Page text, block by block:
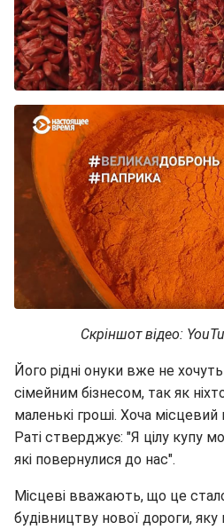
Скріншот відео:
Його рідні онуки вже не
сімейним бізнесом, так як
маленькі гроші. Хоча
Раті стверджує: "Я цілу купу
які повернулися до нас".
Місцеві вважають, що це
будівництву нової дороги,